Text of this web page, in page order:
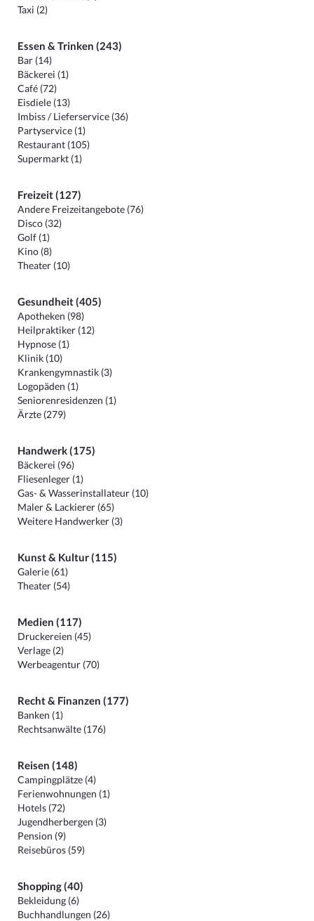
Taxi (2)
Essen & Trinken (243)
Bar (14)
Bäckerei (1)
Café (72)
Eisdiele (13)
Imbiss / Lieferservice (36)
Partyservice (1)
Restaurant (105)
Supermarkt (1)
Freizeit (127)
Andere Freizeitangebote (76)
Disco (32)
Golf (1)
Kino (8)
Theater (10)
Gesundheit (405)
Apotheken (98)
Heilpraktiker (12)
Hypnose (1)
Klinik (10)
Krankengymnastik (3)
Logopäden (1)
Seniorenresidenzen (1)
Ärzte (279)
Handwerk (175)
Bäckerei (96)
Fliesenleger (1)
Gas- & Wasserinstallateur (10)
Maler & Lackierer (65)
Weitere Handwerker (3)
Kunst & Kultur (115)
Galerie (61)
Theater (54)
Medien (117)
Druckereien (45)
Verlage (2)
Werbeagentur (70)
Recht & Finanzen (177)
Banken (1)
Rechtsanwälte (176)
Reisen (148)
Campingplätze (4)
Ferienwohnungen (1)
Hotels (72)
Jugendherbergen (3)
Pension (9)
Reisebüros (59)
Shopping (40)
Bekleidung (6)
Buchhandlungen (26)